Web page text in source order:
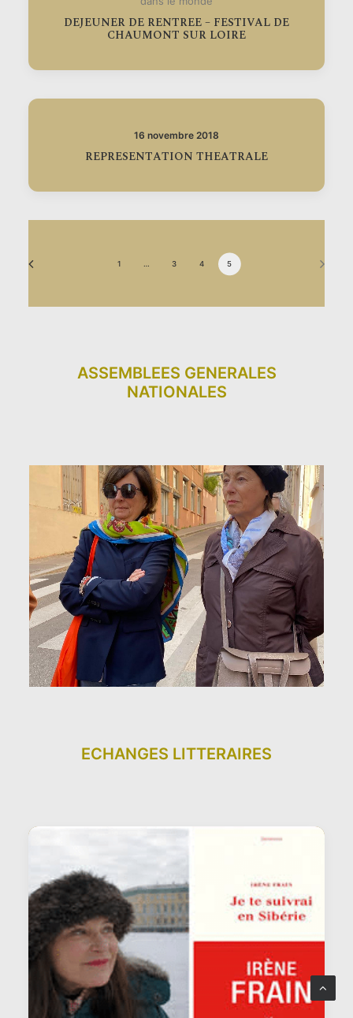
DEJEUNER DE RENTREE – FESTIVAL DE
CHAUMONT SUR LOIRE
16 novembre 2018
REPRESENTATION THEATRALE
1 … 3 4 5
ASSEMBLEES GENERALES
NATIONALES
ECHANGES LITTERAIRES